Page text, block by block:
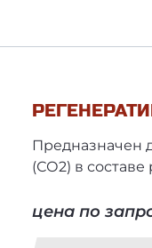
Предназначен
(СО2) в составе
цена по